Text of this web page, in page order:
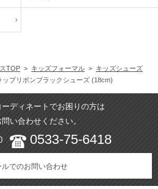
TOP > キッズフォーマル > キッズシューズ
プリボンブラックシューズ (18cm)
ディネートでお困りの方は
い合わせください。
0533-75-6418
ルでのお問い合わせ